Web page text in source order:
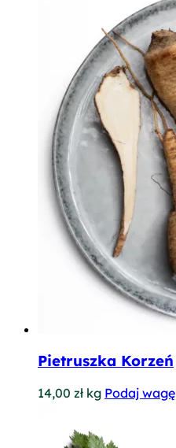
Pietruszka Korzeń
14,00 zł kg Podaj wagę